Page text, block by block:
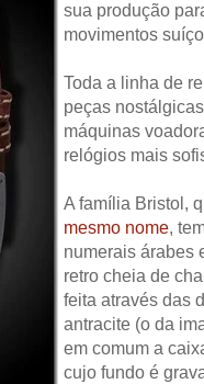
sua produção
movimentos
Toda a linha de
peças
máquinas
relógios mais
A família Bristol,
mesmo nome,
numerais árabes
retro cheia de
feita através das
antracite (o da
em comum a
cujo fundo é